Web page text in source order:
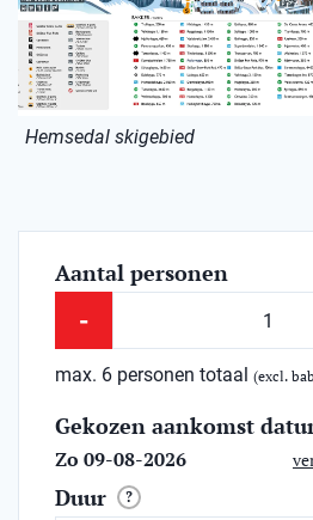
Hemsedal skigebied
Aantal personen
-
max. 6 personen totaal (excl.
Gekozen aankomst
Zo 09-08-2026
Duur ?